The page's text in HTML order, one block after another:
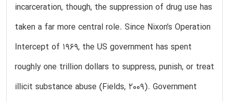
incarceration, though, the suppression of drug use has
taken a far more central role. Since Nixon’s Operation
Intercept of 1969, the US government has spent
roughly one trillion dollars to suppress, punish, or treat
illicit substance abuse (Fields, 2009). Government